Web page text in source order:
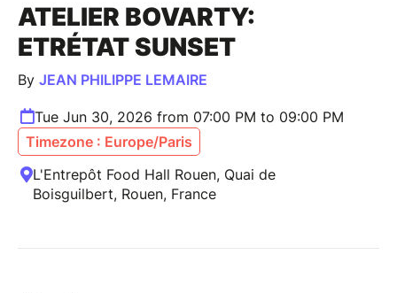
ATELIER BOVARTY:
ETRÉTAT SUNSET
By JEAN PHILIPPE LEMAIRE
Tue Jun 30, 2026 from 07:00 PM to 09:00 PM
Timezone : Europe/Paris
L'Entrepôt Food Hall Rouen, Quai de
Boisguilbert, Rouen, France